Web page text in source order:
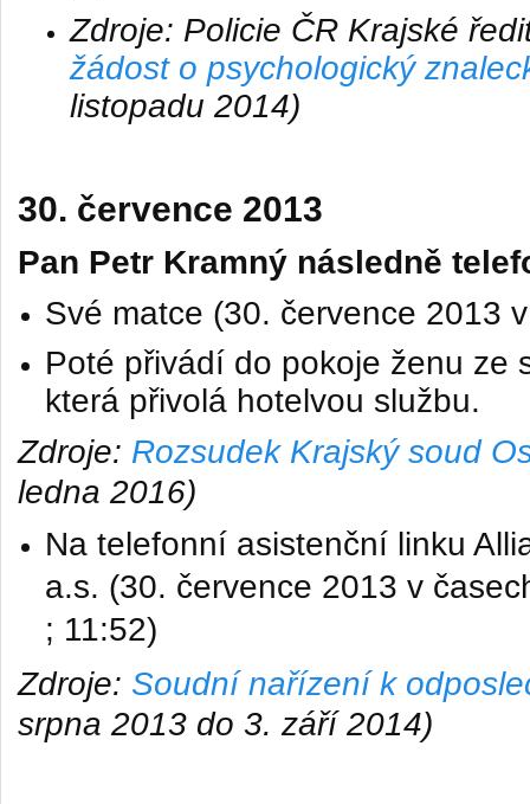
Zdroje: Policie ČR Krajské
žádost o psychologický
listopadu 2014)
30. července 2013
Pan Petr Kramný následně
Své matce (30. července 2013
Poté přivádí do pokoje ženu ze
která přivolá hotelvou službu.
Zdroje: Rozsudek Krajský soud
ledna 2016)
Na telefonní asistenční linku
a.s. (30. července 2013 v
; 11:52)
Zdroje: Soudní nařízení k
srpna 2013 do 3. září 2014)